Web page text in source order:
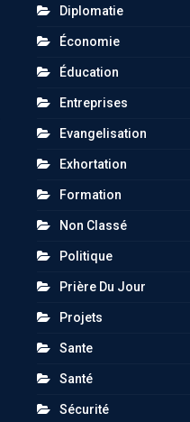
Diplomatie
Économie
Éducation
Entreprises
Evangelisation
Exhortation
Formation
Non Classé
Politique
Prière Du Jour
Projets
Sante
Santé
Sécurité